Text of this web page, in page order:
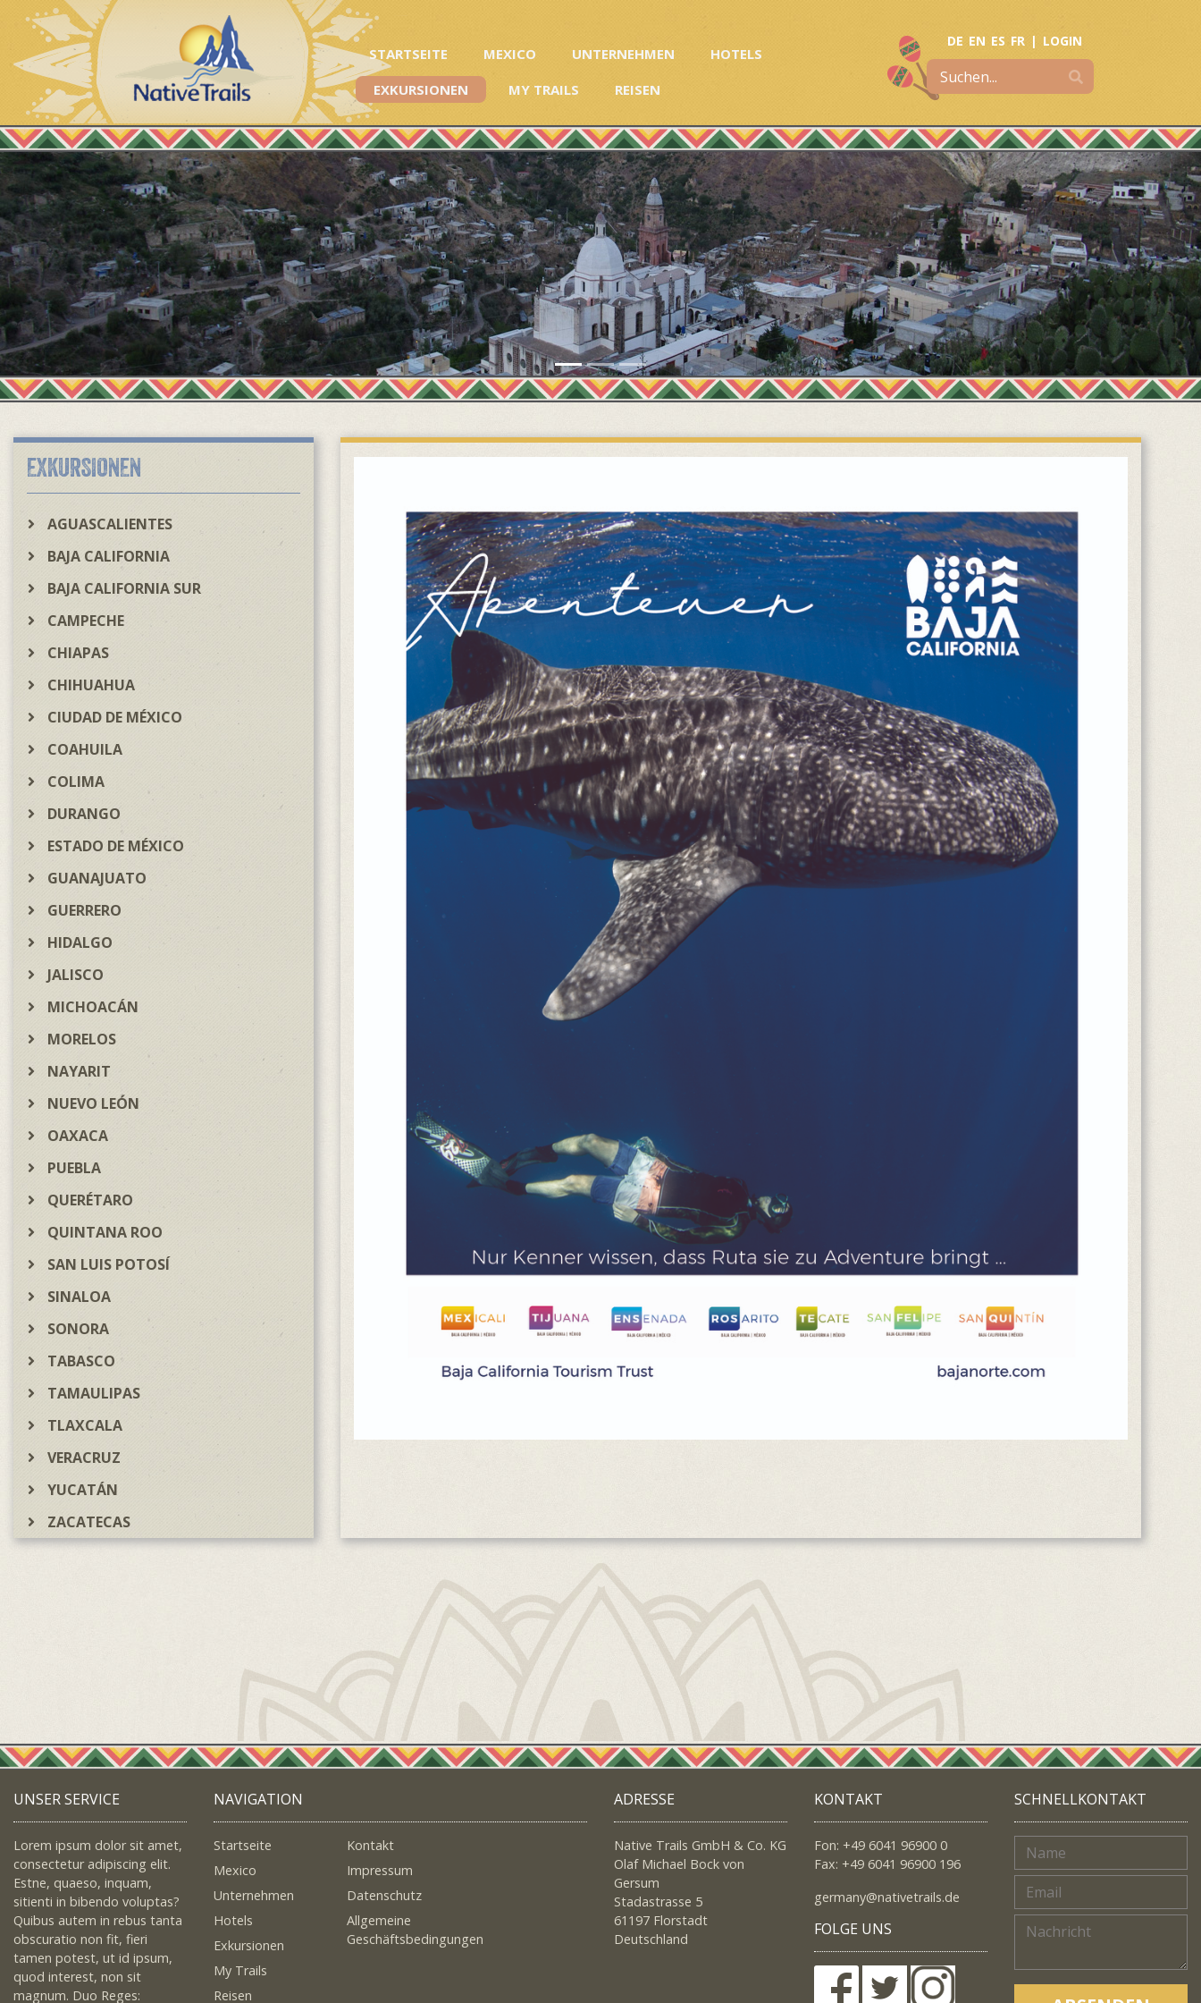
STARTSEITE MEXICO UNTERNEHMEN
HOTELS
EXKURSIONEN
MY TRAILS REISEN
DE EN ES FR | LOGIN
EXKURSIONEN
AGUASCALIENTES
BAJA CALIFORNIA
BAJA CALIFORNIA SUR
CAMPECHE
CHIAPAS
CHIHUAHUA
CIUDAD DE MÉXICO
COAHUILA
COLIMA
DURANGO
ESTADO DE MÉXICO
GUANAJUATO
GUERRERO
HIDALGO
JALISCO
MICHOACÁN
MORELOS
NAYARIT
NUEVO LEÓN
OAXACA
PUEBLA
QUERÉTARO
QUINTANA ROO
SAN LUIS POTOSÍ
SINALOA
SONORA
TABASCO
TAMAULIPAS
TLAXCALA
VERACRUZ
YUCATÁN
ZACATECAS
UNSER SERVICE
Lorem ipsum dolor sit amet,
consectetur adipiscing elit.
Estne, quaeso, inquam,
sitienti in bibendo voluptas?
Quibus autem in rebus tanta
obscuratio non fit, fieri
tamen potest, ut id ipsum,
quod interest, non sit
magnum. Duo Reges:
NAVIGATION
Startseite
Mexico
Unternehmen
Hotels
Exkursionen
My Trails
Reisen
Kontakt
Impressum
Datenschutz
Allgemeine
Geschäftsbedingungen
ADRESSE
Native Trails GmbH & Co. KG
Olaf Michael Bock von
Gersum
Stadastrasse 5
61197 Florstadt
Deutschland
KONTAKT
Fon: +49 6041 96900 0
Fax: +49 6041 96900 196
germany@nativetrails.de
FOLGE UNS
SCHNELLKONTAKT